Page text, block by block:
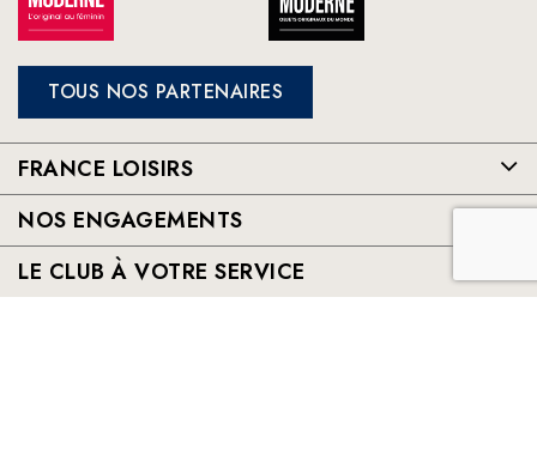
TOUS NOS PARTENAIRES
FRANCE LOISIRS
NOS ENGAGEMENTS
LE CLUB À VOTRE SERVICE